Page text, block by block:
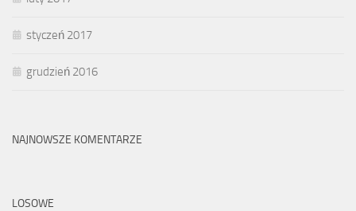
styczeń 2017
grudzień 2016
NAJNOWSZE KOMENTARZE
LOSOWE